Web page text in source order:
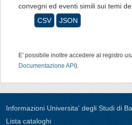
convegni ed eventi simili sui temi
CSV
JSON
E' possibile inoltre accedere al registro
Documentazione API ).
Informazioni Universita' degli Studi di
Lista cataloghi